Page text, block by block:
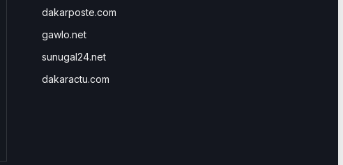
dakarposte.com
gawlo.net
sunugal24.net
dakaractu.com